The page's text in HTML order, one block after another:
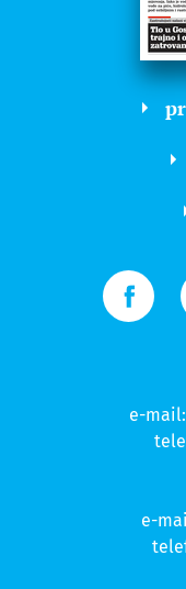
e-mail:
e-